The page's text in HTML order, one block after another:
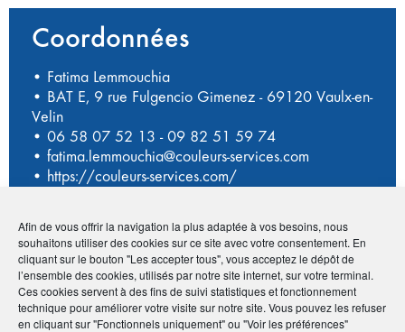
Afin de vous offrir la navigation la plus adaptée à vos besoins, nous
souhaitons utiliser des cookies sur ce site avec votre consentement. En
cliquant sur le bouton "Les accepter tous", vous acceptez le dépôt de
l’ensemble des cookies, utilisés par notre site internet, sur votre terminal.
Ces cookies servent à des fins de suivi statistiques et fonctionnement
technique pour améliorer votre visite sur notre site. Vous pouvez les refuser
en cliquant sur "Fonctionnels uniquement" ou "Voir les préférences"
Coordonnées
• Fatima Lemmouchia
• BAT E, 9 rue Fulgencio Gimenez - 69120 Vaulx-en-
Velin
• 06 58 07 52 13 - 09 82 51 59 74
• fatima.lemmouchia@couleurs-services.com
• https://couleurs-services.com/
Publié le :27 novembre 2020
Noter 2.7/5 3votes